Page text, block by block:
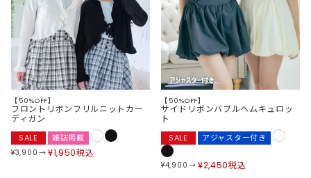
【50%OFF】
フロントリボンフリルニットカー
ディガン
SALE 雑誌掲載
¥3,900 ¥1,950税込
【50%OFF】
サイドリボンバブルヘムキュロッ
ト
SALE アジャスター付き
¥4,900 ¥2,450税込